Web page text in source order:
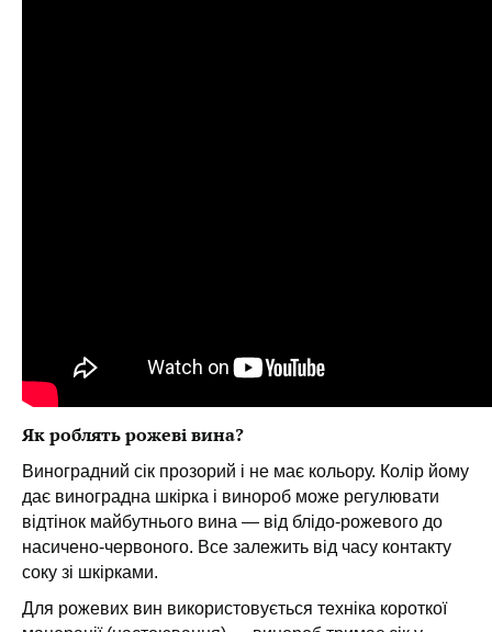
Як роблять рожеві вина?
Виноградний сік прозорий і не має кольору. Колір йому
дає виноградна шкірка і винороб може регулювати
відтінок майбутнього вина — від блідо-рожевого до
насичено-червоного. Все залежить від часу контакту
соку зі шкірками.
Для рожевих вин використовується техніка короткої